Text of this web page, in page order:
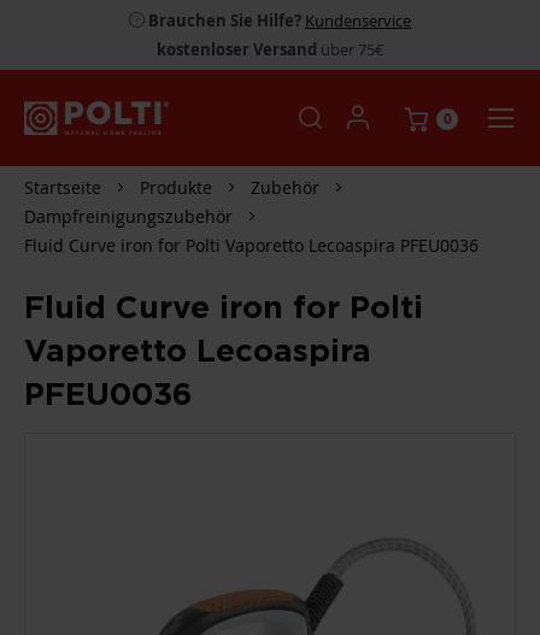
Brauchen Sie Hilfe? Kundenservice
kostenloser Versand über 75€
0
Startseite Produkte
Zubehör
Dampfreinigungszubehör
Fluid Curve iron for Polti Vaporetto Lecoaspira PFEU0036
Fluid Curve iron for Polti
Vaporetto Lecoaspira
PFEU0036